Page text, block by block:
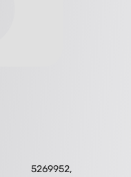
5269952,